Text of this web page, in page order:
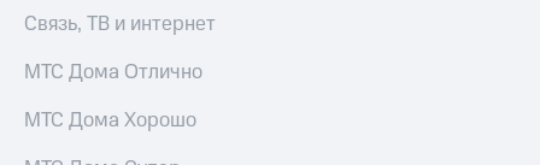
облигаций
Описание
Еврооблигации-2023
Уведомление
о
Связь, ТВ и интернет
МТС Дома Отлично
МТС Дома Хорошо